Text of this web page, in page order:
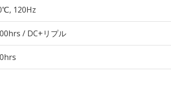
120Hz
/ DC+リプル